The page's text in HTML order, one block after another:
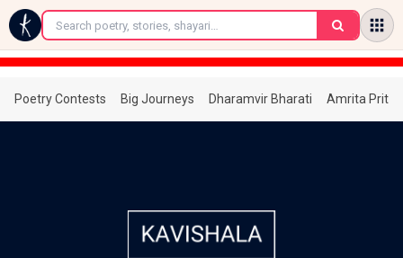
←
Poetry Contests Big Journeys Dharamvir Bharati Amrita